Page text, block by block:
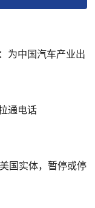
为中国汽车产业出
通电话
国实体，暂停或停